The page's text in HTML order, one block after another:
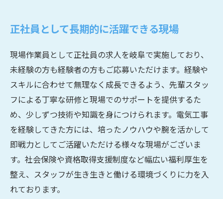
正社員として長期的に活躍できる現場
現場作業員として正社員の求人を岐阜で実施しており、
未経験の方も経験者の方もご応募いただけます。経験や
スキルに合わせて無理なく成長できるよう、先輩スタッ
フによる丁寧な研修と現場でのサポートを提供するた
め、少しずつ技術や知識を身につけられます。電気工事
を経験してきた方には、培ったノウハウや腕を活かして
即戦力としてご活躍いただける様々な現場がございま
す。社会保険や資格取得支援制度など幅広い福利厚生を
整え、スタッフが生き生きと働ける環境づくりに力を入
れております。